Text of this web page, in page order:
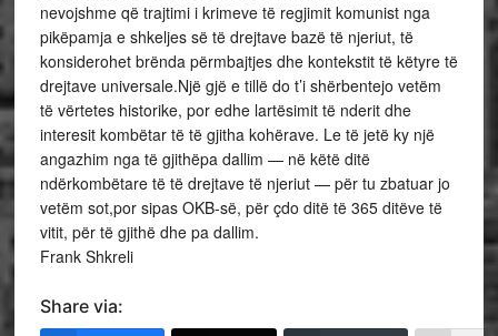
nevojshme që trajtimi i krimeve të regjimit komunist nga
pikëpamja e shkeljes së të drejtave bazë të njeriut, të
konsiderohet brënda përmbajtjes dhe kontekstit të këtyre të
drejtave universale.Një gjë e tillë do t’i shërbentejo vetëm
të vërtetes historike, por edhe lartësimit të nderit dhe
interesit kombëtar të të gjitha kohërave. Le të jetë ky një
angazhim nga të gjithëpa dallim — në këtë ditë
ndërkombëtare të të drejtave të njeriut — për tu zbatuar jo
vetëm sot,por sipas OKB-së, për çdo ditë të 365 ditëve të
vitit, për të gjithë dhe pa dallim.
Frank Shkreli
Share via: